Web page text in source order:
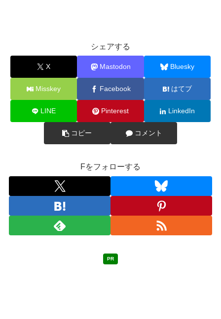
シェアする
X Mastodon Bluesky
Misskey Facebook はてブ
LINE Pinterest LinkedIn
コピー コメント
Fをフォローする
PR